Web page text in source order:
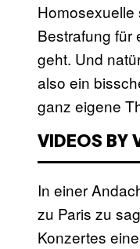
Bestrafung für
geht. Und
also ein
ganz eigene
VIDEOS BY
In einer
zu Paris zu
Konzertes